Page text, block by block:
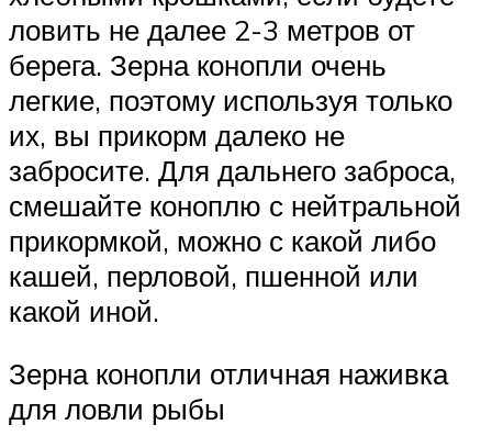
ловить не далее 2-3 метров от
берега. Зерна конопли очень
легкие, поэтому используя только
их, вы прикорм далеко не
забросите. Для дальнего заброса,
смешайте коноплю с нейтральной
прикормкой, можно с какой либо
кашей, перловой, пшенной или
какой иной.
Зерна конопли отличная наживка
для ловли рыбы